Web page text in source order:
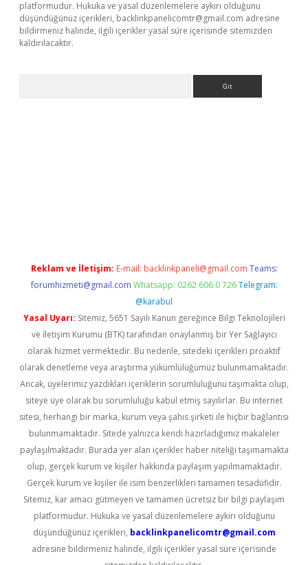
platformudur. Hukuka ve yasal düzenlemelere aykırı olduğunu
düşündüğünüz içerikleri, backlinkpanelicomtr@gmail.com adresine
bildirmeniz halinde, ilgili içerikler yasal süre içerisinde sitemizden
kaldırılacaktır.
Reklam ve İletişim: E-mail: backlinkpaneli@gmail.com Teams:
forumhizmeti@gmail.com Whatsapp: 0262 606 0 726 Telegram:
@karabul
Yasal Uyarı: Sitemiz, 5651 Sayılı Kanun gereğince Bilgi Teknolojileri
ve İletişim Kurumu (BTK) tarafından onaylanmış bir Yer Sağlayıcı
olarak hizmet vermektedir. Bu nedenle, sitedeki içerikleri proaktif
olarak denetleme veya araştırma yükümlülüğümüz bulunmamaktadır.
Ancak, üyelerimiz yazdıkları içeriklerin sorumluluğunu taşımakta olup,
siteye üye olarak bu sorumluluğu kabul etmiş sayılırlar. Bu internet
sitesi, herhangi bir marka, kurum veya şahıs şirketi ile hiçbir bağlantısı
bulunmamaktadır. Sitede yalnızca kendi hazırladığımız makaleler
paylaşılmaktadır. Burada yer alan içerikler haber niteliği taşımamakta
olup, gerçek kurum ve kişiler hakkında paylaşım yapılmamaktadır.
Gerçek kurum ve kişiler ile isim benzerlikleri tamamen tesadüfidir.
Sitemiz, kar amacı gütmeyen ve tamamen ücretsiz bir bilgi paylaşım
platformudur. Hukuka ve yasal düzenlemelere aykırı olduğunu
düşündüğünüz içerikleri, backlinkpanelicomtr@gmail.com
adresine bildirmeniz halinde, ilgili içerikler yasal süre içerisinde